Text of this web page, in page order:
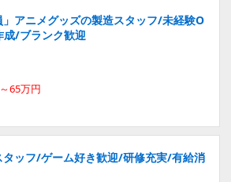
」アニメグッズの製造スタッフ/未経験O
/ブランク歓迎
65万円
タッフ/ゲーム好き歓迎/研修充実/有給消